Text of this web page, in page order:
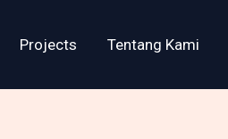
Projects Tentang Kami